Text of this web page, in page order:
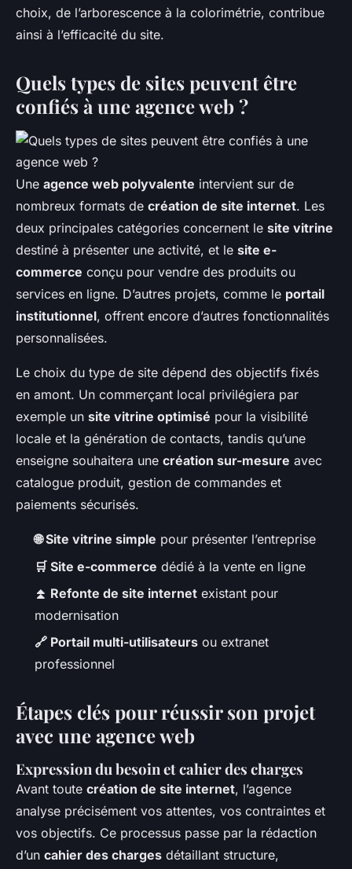
choix, de l’arborescence à la colorimétrie, contribue
ainsi à l’efficacité du site.
Quels types de sites peuvent être
confiés à une agence web ?
Une agence web polyvalente intervient sur de
nombreux formats de création de site internet. Les
deux principales catégories concernent le site vitrine
destiné à présenter une activité, et le site e-
commerce conçu pour vendre des produits ou
services en ligne. D’autres projets, comme le portail
institutionnel, offrent encore d’autres fonctionnalités
personnalisées.
Le choix du type de site dépend des objectifs fixés
en amont. Un commerçant local privilégiera par
exemple un site vitrine optimisé pour la visibilité
locale et la génération de contacts, tandis qu’une
enseigne souhaitera une création sur-mesure avec
catalogue produit, gestion de commandes et
paiements sécurisés.
🌐 Site vitrine simple pour présenter l’entreprise
🛒 Site e-commerce dédié à la vente en ligne
⏫ Refonte de site internet existant pour
modernisation
🔗 Portail multi-utilisateurs ou extranet
professionnel
Étapes clés pour réussir son projet
avec une agence web
Expression du besoin et cahier des charges
Avant toute création de site internet, l’agence
analyse précisément vos attentes, vos contraintes et
vos objectifs. Ce processus passe par la rédaction
d’un cahier des charges détaillant structure,